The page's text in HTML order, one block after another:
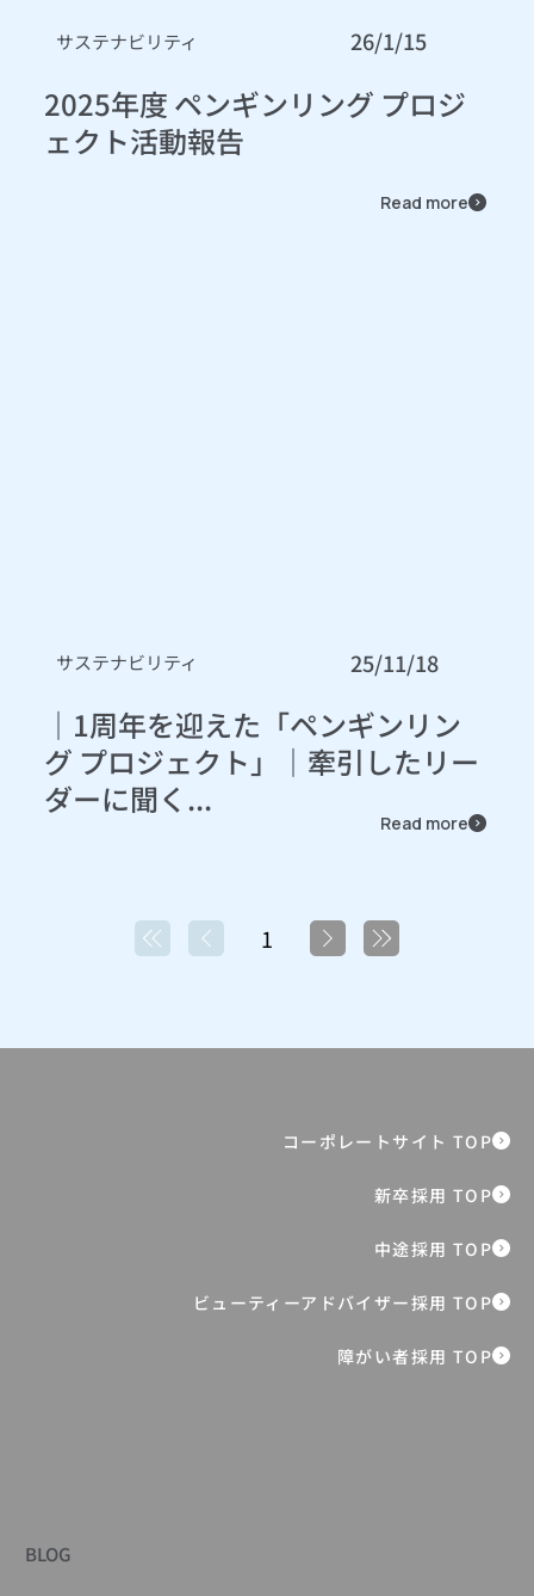
サステナビリティ 26/1/15
2025年度 ペンギンリング プロジ
ェクト活動報告
Read more
サステナビリティ 25/11/18
｜1周年を迎えた「ペンギンリン
グ プロジェクト」｜牽引したリー
ダーに聞く...
Read more
1
1
BLOG
障がい者採用 TOP